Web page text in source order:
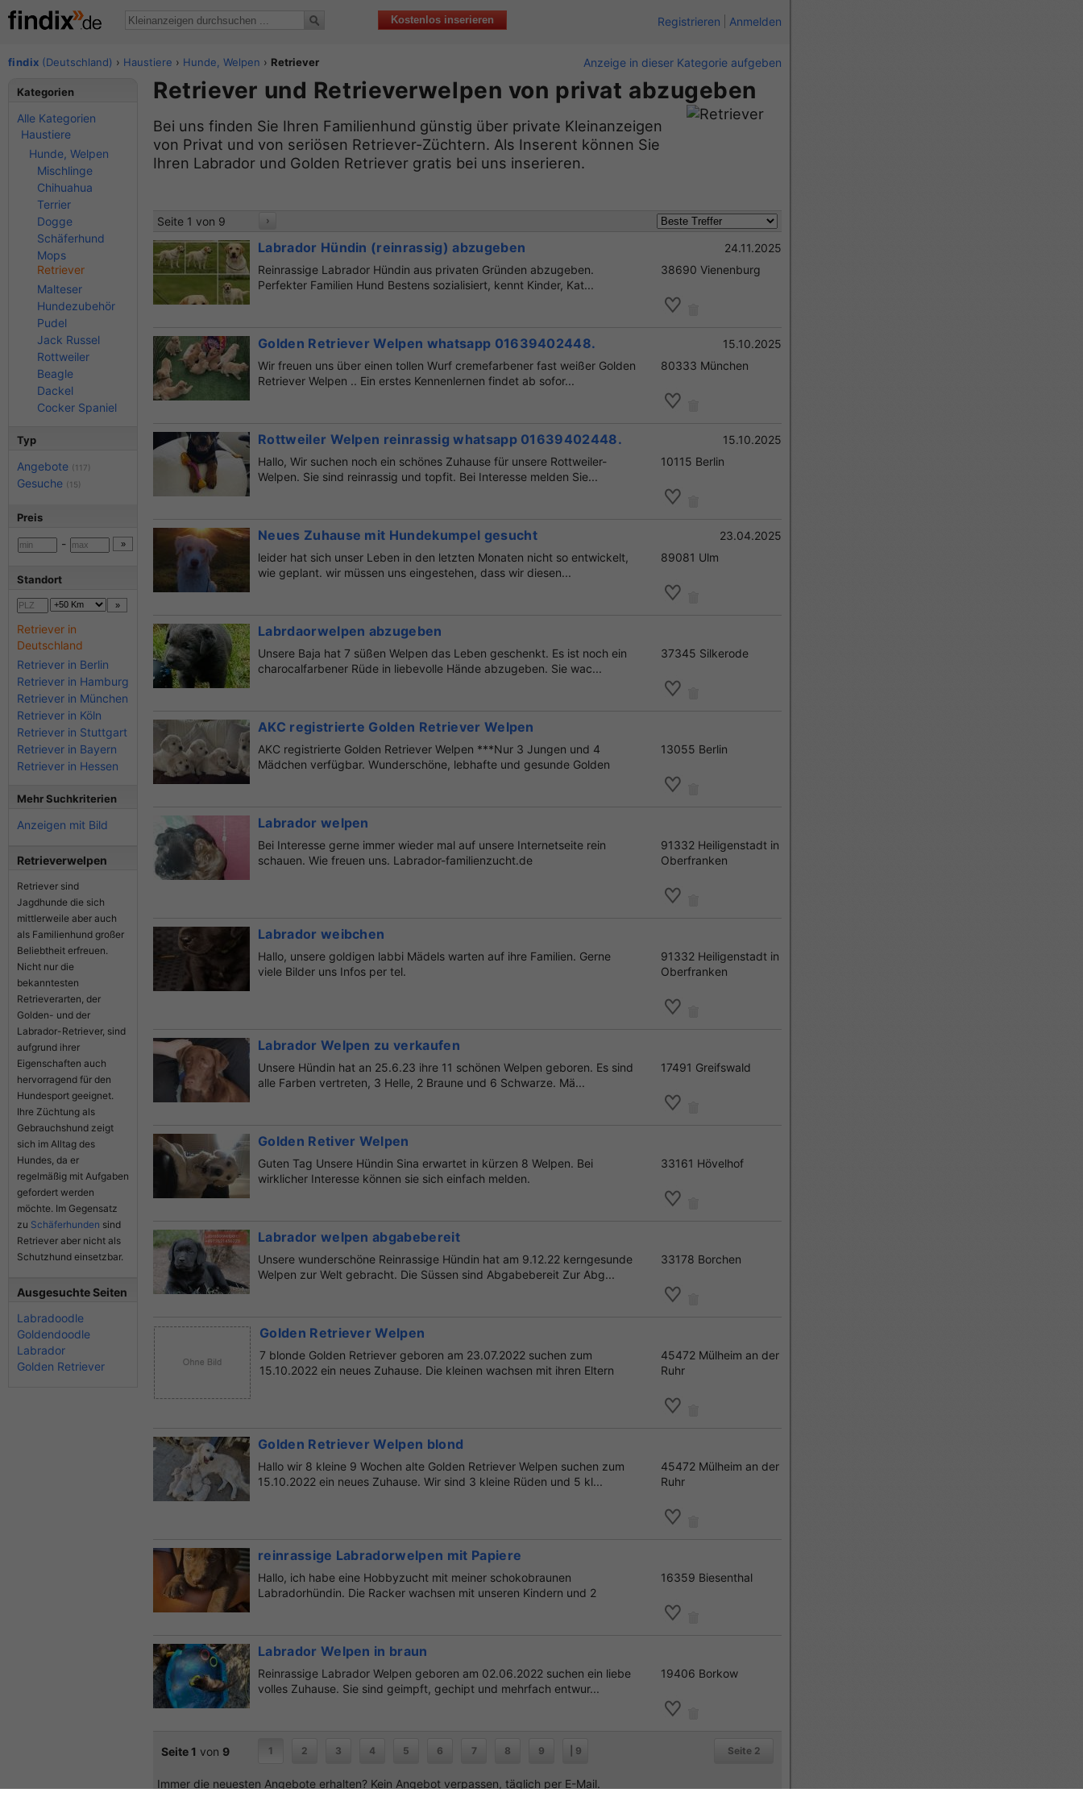
Kostenlos inserieren Registrieren Anmelden
findix (Deutschland) › Haustiere › Hunde, Welpen › Retriever Anzeige in dieser Kategorie aufgeben
Retriever und Retrieverwelpen von privat abzugeben
Bei uns finden Sie Ihren Familienhund günstig über private Kleinanzeigen
von Privat und von seriösen Retriever-Züchtern. Als Inserent können Sie
Ihren Labrador und Golden Retriever gratis bei uns inserieren.
Seite 1 von 9 ›
Labrador Hündin (reinrassig) abzugeben
Reinrassige Labrador Hündin aus privaten Gründen abzugeben.
Perfekter Familien Hund Bestens sozialisiert, kennt Kinder, Kat...
24.11.2025
38690 Vienenburg
Golden Retriever Welpen whatsapp 01639402448.
Wir freuen uns über einen tollen Wurf cremefarbener fast weißer Golden
Retriever Welpen .. Ein erstes Kennenlernen findet ab sofor...
15.10.2025
80333 München
Rottweiler Welpen reinrassig whatsapp 01639402448.
Hallo, Wir suchen noch ein schönes Zuhause für unsere Rottweiler-
Welpen. Sie sind reinrassig und topfit. Bei Interesse melden Sie...
15.10.2025
10115 Berlin
Neues Zuhause mit Hundekumpel gesucht
leider hat sich unser Leben in den letzten Monaten nicht so entwickelt,
wie geplant. wir müssen uns eingestehen, dass wir diesen...
23.04.2025
89081 Ulm
Labrdaorwelpen abzugeben
Unsere Baja hat 7 süßen Welpen das Leben geschenkt. Es ist noch ein
charocalfarbener Rüde in liebevolle Hände abzugeben. Sie wac...
37345 Silkerode
AKC registrierte Golden Retriever Welpen
AKC registrierte Golden Retriever Welpen ***Nur 3 Jungen und 4
Mädchen verfügbar. Wunderschöne, lebhafte und gesunde Golden
13055 Berlin
Labrador welpen
Bei Interesse gerne immer wieder mal auf unsere Internetseite rein
schauen. Wie freuen uns. Labrador-familienzucht.de
91332 Heiligenstadt in
Oberfranken
Labrador weibchen
Hallo, unsere goldigen labbi Mädels warten auf ihre Familien. Gerne
viele Bilder uns Infos per tel.
91332 Heiligenstadt in
Oberfranken
Labrador Welpen zu verkaufen
Unsere Hündin hat an 25.6.23 ihre 11 schönen Welpen geboren. Es sind
alle Farben vertreten, 3 Helle, 2 Braune und 6 Schwarze. Mä...
17491 Greifswald
Golden Retiver Welpen
Guten Tag Unsere Hündin Sina erwartet in kürzen 8 Welpen. Bei
wirklicher Interesse können sie sich einfach melden.
33161 Hövelhof
Labrador welpen abgabebereit
Unsere wunderschöne Reinrassige Hündin hat am 9.12.22 kerngesunde
Welpen zur Welt gebracht. Die Süssen sind Abgabebereit Zur Abg...
33178 Borchen
Golden Retriever Welpen
7 blonde Golden Retriever geboren am 23.07.2022 suchen zum
15.10.2022 ein neues Zuhause. Die kleinen wachsen mit ihren Eltern
45472 Mülheim an der
Ruhr
Golden Retriever Welpen blond
Hallo wir 8 kleine 9 Wochen alte Golden Retriever Welpen suchen zum
15.10.2022 ein neues Zuhause. Wir sind 3 kleine Rüden und 5 kl...
45472 Mülheim an der
Ruhr
reinrassige Labradorwelpen mit Papiere
Hallo, ich habe eine Hobbyzucht mit meiner schokobraunen
Labradorhündin. Die Racker wachsen mit unseren Kindern und 2
16359 Biesenthal
Labrador Welpen in braun
Reinrassige Labrador Welpen geboren am 02.06.2022 suchen ein liebe
volles Zuhause. Sie sind geimpft, gechipt und mehrfach entwur...
19406 Borkow
Seite 1 von 9 1 2 3 4 5 6 7 8 9 | 9 Seite 2
Immer die neuesten Angebote erhalten? Kein Angebot verpassen, täglich per E-Mail.
Kategorien
Alle Kategorien
Haustiere
Hunde, Welpen
Mischlinge
Chihuahua
Terrier
Dogge
Schäferhund
Mops
Retriever
Malteser
Hundezubehör
Pudel
Jack Russel
Rottweiler
Beagle
Dackel
Cocker Spaniel
Typ
Angebote (117)
Gesuche (15)
Preis
-
Standort
Retriever in
Deutschland
Retriever in Berlin
Retriever in Hamburg
Retriever in München
Retriever in Köln
Retriever in Stuttgart
Retriever in Bayern
Retriever in Hessen
Mehr Suchkriterien
Anzeigen mit Bild
Retrieverwelpen
Retriever sind
Jagdhunde die sich
mittlerweile aber auch
als Familienhund großer
Beliebtheit erfreuen.
Nicht nur die
bekanntesten
Retrieverarten, der
Golden- und der
Labrador-Retriever, sind
aufgrund ihrer
Eigenschaften auch
hervorragend für den
Hundesport geeignet.
Ihre Züchtung als
Gebrauchshund zeigt
sich im Alltag des
Hundes, da er
regelmäßig mit Aufgaben
gefordert werden
möchte. Im Gegensatz
zu Schäferhunden sind
Retriever aber nicht als
Schutzhund einsetzbar.
Ausgesuchte Seiten
Labradoodle
Goldendoodle
Labrador
Golden Retriever